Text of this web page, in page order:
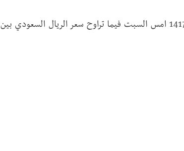
وسجل سعر بيع الدولار الواحد 1425ريالا، مقارنة مع 1417 امس السبت فيما تراوح سعر الريال السعودي بين